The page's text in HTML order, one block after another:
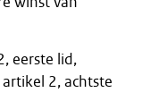
eerste lid,
2, achtste